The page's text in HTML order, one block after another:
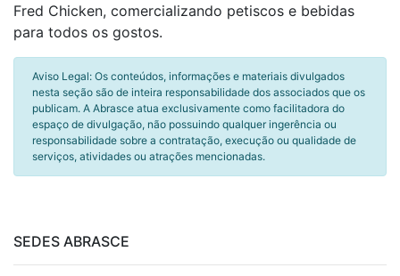
Fred Chicken, comercializando petiscos e bebidas
para todos os gostos.
Aviso Legal: Os conteúdos, informações e materiais divulgados
nesta seção são de inteira responsabilidade dos associados que os
publicam. A Abrasce atua exclusivamente como facilitadora do
espaço de divulgação, não possuindo qualquer ingerência ou
responsabilidade sobre a contratação, execução ou qualidade de
serviços, atividades ou atrações mencionadas.
SEDES ABRASCE